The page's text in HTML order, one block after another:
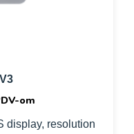
om
display, resolution